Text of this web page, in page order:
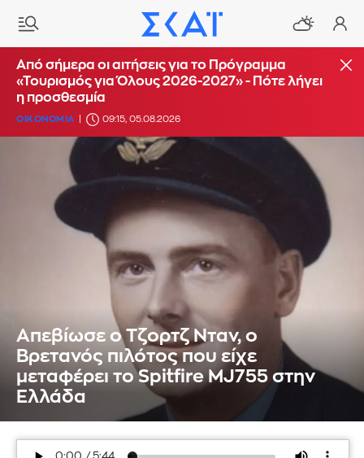
Από σήμερα οι αιτήσεις για το Πρόγραμμα
«Τουρισμός για Όλους 2026-2027» - Πότε λήγει
η προσθεσμία
ΟΙΚΟΝΟΜΙΑ 09:15, 05.08.2026
Απεβίωσε ο Τζορτζ Νταν, ο
Βρετανός πιλότος που είχε
μεταφέρει το Spitfire MJ755 στην
Ελλάδα